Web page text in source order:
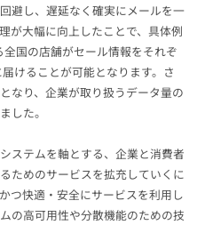
避し、遅延なく確実にメールを一
が大幅に向上したことで、具体例
国の店舗がセール情報をそれぞ
けることが可能となります。さ
なり、企業が取り扱うデータ量の
した。
ステムを軸とする、企業と消費者
ためのサービスを拡充していくに
つ快適・安全にサービスを利用し
の高可用性や分散機能のための技